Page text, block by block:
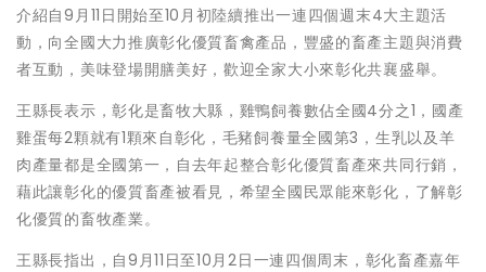
介紹自9月11日開始至10月初陸續推出一連四個週末4大主題活
動，向全國大力推廣彰化優質畜禽產品，豐盛的畜產主題與消費
者互動，美味登場開膳美好，歡迎全家大小來彰化共襄盛舉。
王縣長表示，彰化是畜牧大縣，雞鴨飼養數佔全國4分之1，國產
雞蛋每2顆就有1顆來自彰化，毛豬飼養量全國第3，生乳以及羊
肉產量都是全國第一，自去年起整合彰化優質畜產來共同行銷，
藉此讓彰化的優質畜產被看見，希望全國民眾能來彰化，了解彰
化優質的畜牧產業。
王縣長指出，自9月11日至10月2日一連四個周末，彰化畜產嘉年